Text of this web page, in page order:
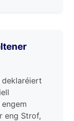
eng Strof,